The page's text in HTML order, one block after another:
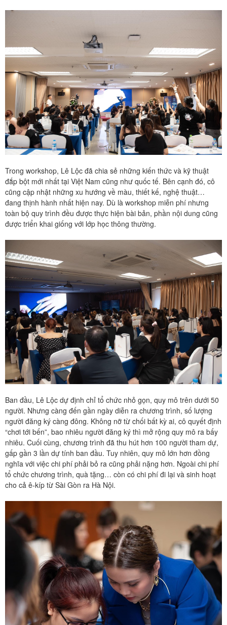
Trong workshop, Lê Lộc đã chia sẻ những kiến thức và kỹ thuật
đắp bột mới nhất tại Việt Nam cũng như quốc tế. Bên cạnh đó, cô
cũng cập nhật những xu hướng về màu, thiết kế, nghệ thuật…
đang thịnh hành nhất hiện nay. Dù là workshop miễn phí nhưng
toàn bộ quy trình đều được thực hiện bài bản, phần nội dung cũng
được triển khai giống với lớp học thông thường.
Ban đầu, Lê Lộc dự định chỉ tổ chức nhỏ gọn, quy mô trên dưới 50
người. Nhưng càng đến gần ngày diễn ra chương trình, số lượng
người đăng ký càng đông. Không nỡ từ chối bất kỳ ai, cô quyết định
“chơi tới bến”, bao nhiêu người đăng ký thì mở rộng quy mô ra bấy
nhiêu. Cuối cùng, chương trình đã thu hút hơn 100 người tham dự,
gấp gần 3 lần dự tính ban đầu. Tuy nhiên, quy mô lớn hơn đồng
nghĩa với việc chi phí phải bỏ ra cũng phải nặng hơn. Ngoài chi phí
tổ chức chương trình, quà tặng… còn có chi phí đi lại và sinh hoạt
cho cả ê-kíp từ Sài Gòn ra Hà Nội.